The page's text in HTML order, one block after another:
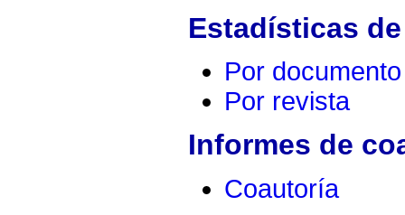
Estadísticas
Por documento
Por revista
Informes de
Coautoría